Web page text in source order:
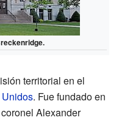
territorial en el
. Fue fundado en
Alexander